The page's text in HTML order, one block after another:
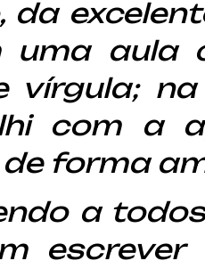
da
uma aula
vírgula;
com a
forma
a